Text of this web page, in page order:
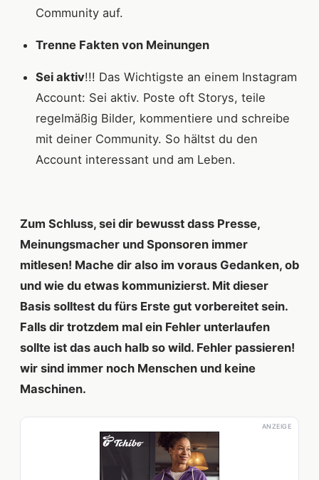
Community auf.
Trenne Fakten von Meinungen
Sei aktiv!!! Das Wichtigste an einem Instagram
Account: Sei aktiv. Poste oft Storys, teile
regelmäßig Bilder, kommentiere und schreibe
mit deiner Community. So hältst du den
Account interessant und am Leben.
Zum Schluss, sei dir bewusst dass Presse,
Meinungsmacher und Sponsoren immer
mitlesen! Mache dir also im voraus Gedanken, ob
und wie du etwas kommunizierst. Mit dieser
Basis solltest du fürs Erste gut vorbereitet sein.
Falls dir trotzdem mal ein Fehler unterlaufen
sollte ist das auch halb so wild. Fehler passieren!
wir sind immer noch Menschen und keine
Maschinen.
ANZEIGE